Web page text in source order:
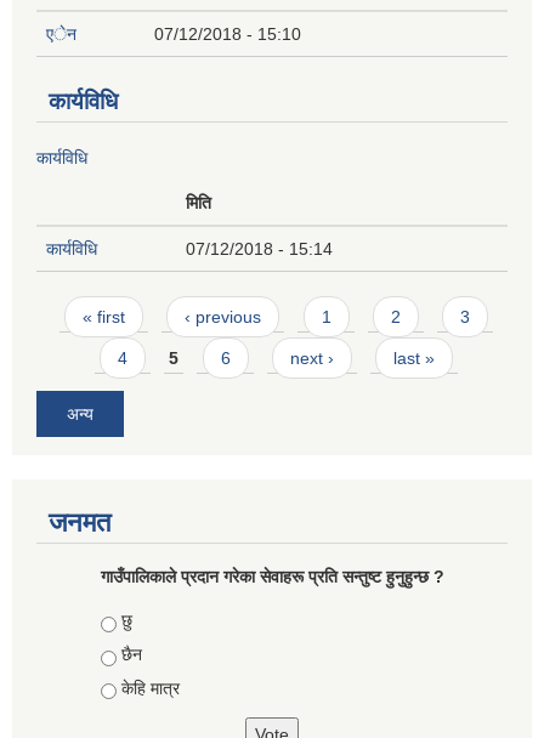
एेन 07/12/2018 - 15:10
कार्यविधि
कार्यविधि
मिति
कार्यविधि 07/12/2018 - 15:14
Pages
« first ‹ previous 1 2 3
4 5 6 next › last »
अन्य
जनमत
गाउँपालिकाले प्रदान गरेका सेवाहरू प्रति सन्तुष्ट हुनुहुन्छ ?
Choices
छु
छैन
केहि मात्र